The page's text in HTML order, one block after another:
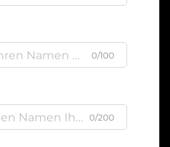
0/100
0/200